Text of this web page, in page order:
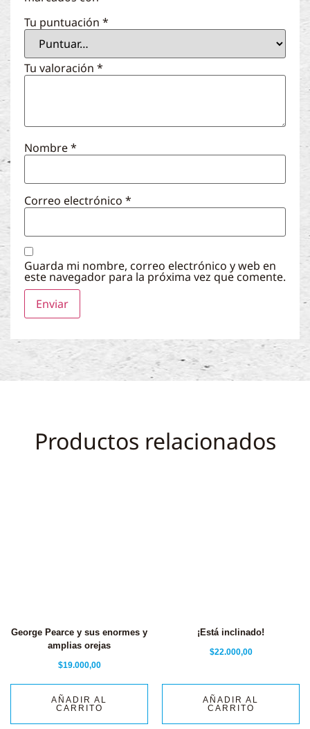
Tu puntuación *
Tu valoración *
Nombre*
Correo electrónico *
Guarda mi nombre, correo electrónico y web en
este navegador para la próxima vez que comente.
Productos relacionados
George Pearce y sus enormes y
amplias orejas
$19.000,00
AÑADIR AL
CARRITO
¡Está inclinado!
$22.000,00
AÑADIR AL
CARRITO